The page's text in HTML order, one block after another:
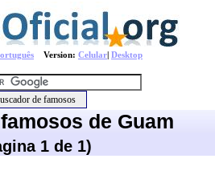
Version: Celular| Desktop
de Guam
1 de 1)